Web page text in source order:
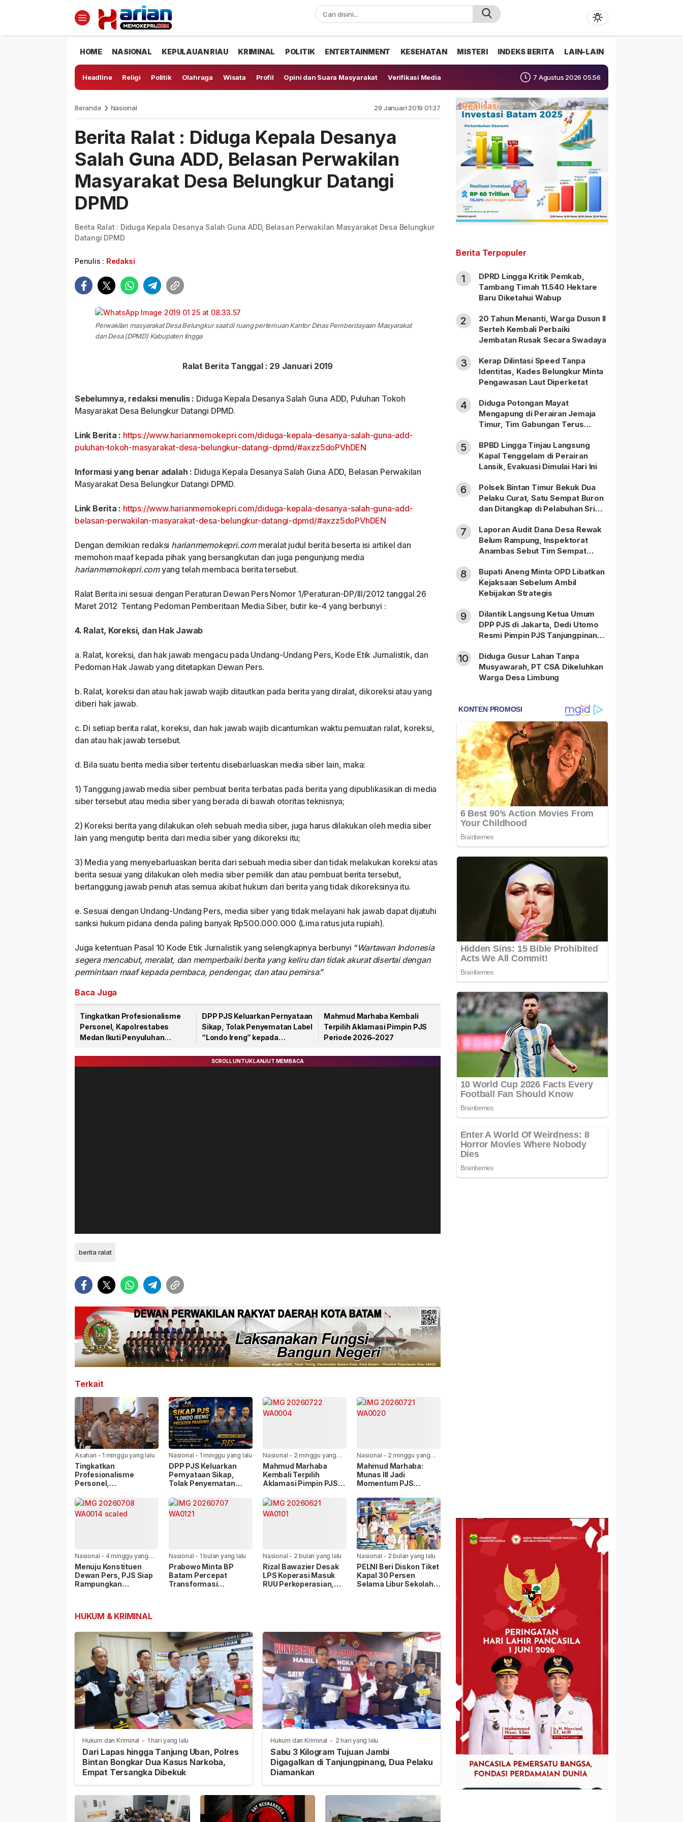
HOME NASIONAL KEPULAUAN RIAU KRIMINAL POLITIK ENTERTAINMENT KESEHATAN MISTERI INDEKS BERITA LAIN-LAIN
Headline Religi Politik Olahraga Wisata Profil Opini dan Suara Masyarakat Verifikasi Media 7 Agustus 2026 05:56
Beranda Nasional 29 Januari 2019 01:37
Berita Ralat : Diduga Kepala Desanya
Salah Guna ADD, Belasan Perwakilan
Masyarakat Desa Belungkur Datangi
DPMD
Berita Ralat : Diduga Kepala Desanya Salah Guna ADD, Belasan Perwakilan Masyarakat Desa Belungkur
Datangi DPMD
Penulis : Redaksi
Perwakilan masyarakat Desa Belungkur saat di ruang pertemuan Kantor Dinas Pemberdayaan Masyarakat
dan Desa (DPMD) Kabupaten lingga
Ralat Berita Tanggal : 29 Januari 2019
Sebelumnya, redaksi menulis : Diduga Kepala Desanya Salah Guna ADD, Puluhan Tokoh
Masyarakat Desa Belungkur Datangi DPMD.
Link Berita : https://www.harianmemokepri.com/diduga-kepala-desanya-salah-guna-add-
puluhan-tokoh-masyarakat-desa-belungkur-datangi-dpmd/#axzz5doPVhDEN
Informasi yang benar adalah : Diduga Kepala Desanya Salah Guna ADD, Belasan Perwakilan
Masyarakat Desa Belungkur Datangi DPMD.
Link Berita : https://www.harianmemokepri.com/diduga-kepala-desanya-salah-guna-add-
belasan-perwakilan-masyarakat-desa-belungkur-datangi-dpmd/#axzz5doPVhDEN
Dengan demikian redaksi harianmemokepri.commeralat judul berita beserta isi artikel dan
memohon maaf kepada pihak yang bersangkutan dan juga pengunjung media
harianmemokepri.comyang telah membaca berita tersebut.
Ralat Berita ini sesuai dengan Peraturan Dewan Pers Nomor 1/Peraturan-DP/III/2012 tanggal 26
Maret 2012 Tentang Pedoman Pemberitaan Media Siber, butir ke-4 yang berbunyi :
4. Ralat, Koreksi, dan Hak Jawab
a. Ralat, koreksi, dan hak jawab mengacu pada Undang-Undang Pers, Kode Etik Jurnalistik, dan
Pedoman Hak Jawab yang ditetapkan Dewan Pers.
b. Ralat, koreksi dan atau hak jawab wajib ditautkan pada berita yang diralat, dikoreksi atau yang
diberi hak jawab.
c. Di setiap berita ralat, koreksi, dan hak jawab wajib dicantumkan waktu pemuatan ralat, koreksi,
dan atau hak jawab tersebut.
d. Bila suatu berita media siber tertentu disebarluaskan media siber lain, maka:
1) Tanggung jawab media siber pembuat berita terbatas pada berita yang dipublikasikan di media
siber tersebut atau media siber yang berada di bawah otoritas teknisnya;
2) Koreksi berita yang dilakukan oleh sebuah media siber, juga harus dilakukan oleh media siber
lain yang mengutip berita dari media siber yang dikoreksi itu;
3) Media yang menyebarluaskan berita dari sebuah media siber dan tidak melakukan koreksi atas
berita sesuai yang dilakukan oleh media siber pemilik dan atau pembuat berita tersebut,
bertanggung jawab penuh atas semua akibat hukum dari berita yang tidak dikoreksinya itu.
e. Sesuai dengan Undang-Undang Pers, media siber yang tidak melayani hak jawab dapat dijatuhi
sanksi hukum pidana denda paling banyak Rp500.000.000 (Lima ratus juta rupiah).
Juga ketentuan Pasal 10 Kode Etik Jurnalistik yang selengkapnya berbunyi “Wartawan Indonesia
segera mencabut, meralat, dan memperbaiki berita yang keliru dan tidak akurat disertai dengan
permintaan maaf kepada pembaca, pendengar, dan atau pemirsa.”
Baca Juga
Tingkatkan Profesionalisme
Personel, Kapolrestabes
Medan Ikuti Penyuluhan
DPP PJS Keluarkan Pernyataan
Sikap, Tolak Penyematan Label
“Londo Ireng” kepada
Mahmud Marhaba Kembali
Terpilih Aklamasi Pimpin PJS
Periode 2026–2027
berita ralat
Terkait
Asahan -1 minggu yang lalu
Tingkatkan
Profesionalisme
Personel,
Ikuti Penyuluhan
Hukum di Polda Sumut
Nasional - 1 minggu yang lalu
DPP PJS Keluarkan
Pernyataan Sikap,
Tolak Penyematan
kepada Wartawan
Nasional - 2 minggu yang
lalu
Mahmud Marhaba
Kembali Terpilih
Aklamasi Pimpin PJS
Nasional - 2 minggu yang
lalu
Mahmud Marhaba:
Munas III Jadi
Momentum PJS
Dewan Pers
Nasional - 4 minggu yang
lalu
Menuju Konstituen
Dewan Pers, PJS Siap
Rampungkan
Nasional - 1 bulan yang lalu
Prabowo Minta BP
Batam Percepat
Transformasi
Nasional - 2 bulan yang lalu
Rizal Bawazier Desak
LPS Koperasi Masuk
RUU Perkoperasian,
Nasional - 2 bulan yang lalu
PELNI Beri Diskon Tiket
Kapal 30 Persen
Selama Libur Sekolah
HUKUM & KRIMINAL
Hukum dan Kriminal - 1 hari yang lalu
Dari Lapas hingga Tanjung Uban, Polres
Bintan Bongkar Dua Kasus Narkoba,
Empat Tersangka Dibekuk
Hukum dan Kriminal - 2 hari yang lalu
Sabu 3 Kilogram Tujuan Jambi
Digagalkan di Tanjungpinang, Dua Pelaku
Diamankan
Berita Terpopuler
1
DPRD Lingga Kritik Pemkab,
Tambang Timah 11.540 Hektare
Baru Diketahui Wabup
2
20 Tahun Menanti, Warga Dusun II
Serteh Kembali Perbaiki
Jembatan Rusak Secara Swadaya
3
Kerap Dilintasi Speed Tanpa
Identitas, Kades Belungkur Minta
Pengawasan Laut Diperketat
4
Diduga Potongan Mayat
Mengapung di Perairan Jemaja
Timur, Tim Gabungan Terus
5
BPBD Lingga Tinjau Langsung
Kapal Tenggelam di Perairan
Lansik, Evakuasi Dimulai Hari Ini
6
Polsek Bintan Timur Bekuk Dua
Pelaku Curat, Satu Sempat Buron
dan Ditangkap di Pelabuhan Sri
7
Laporan Audit Dana Desa Rewak
Belum Rampung, Inspektorat
Anambas Sebut Tim Sempat
8
Bupati Aneng Minta OPD Libatkan
Kejaksaan Sebelum Ambil
Kebijakan Strategis
9
Dilantik Langsung Ketua Umum
DPP PJS di Jakarta, Dedi Utomo
Resmi Pimpin PJS Tanjungpinang-
10
Diduga Gusur Lahan Tanpa
Musyawarah, PT CSA Dikeluhkan
Warga Desa Limbung